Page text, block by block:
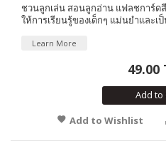
ชวนลูกเล่น สอนลูกอ่าน แฟลชการ์
ให้การเรียนรู้ของเด็กๆ แม่นยำและเ
Learn More
49.00
Add to
Add to Wishlist